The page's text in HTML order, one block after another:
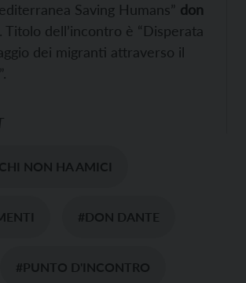
Saving Humans” don
. Titolo dell’incontro è “Disperata
dei migranti attraverso il
NON HA AMICI
#DON DANTE
#PUNTO D'INCONTRO